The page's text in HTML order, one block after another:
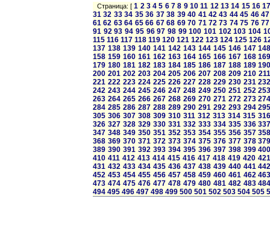
Страница: [1 2 3 4 5 6 7 8 9 10 11 12 13 14 15 16
31 32 33 34 35 36 37 38 39 40 41 42 43 44 45 46 47
61 62 63 64 65 66 67 68 69 70 71 72 73 74 75 76 77
91 92 93 94 95 96 97 98 99 100 101 102 103 104
115 116 117 118 119 120 121 122 123 124 125 126
137 138 139 140 141 142 143 144 145 146 147
158 159 160 161 162 163 164 165 166 167 168
179 180 181 182 183 184 185 186 187 188 189
200 201 202 203 204 205 206 207 208 209 210 211
221 222 223 224 225 226 227 228 229 230 231
242 243 244 245 246 247 248 249 250 251 252
263 264 265 266 267 268 269 270 271 272 273
284 285 286 287 288 289 290 291 292 293 294
305 306 307 308 309 310 311 312 313 314 315 316
326 327 328 329 330 331 332 333 334 335 336
347 348 349 350 351 352 353 354 355 356 357
368 369 370 371 372 373 374 375 376 377 378
389 390 391 392 393 394 395 396 397 398 399
410 411 412 413 414 415 416 417 418 419 420 421
431 432 433 434 435 436 437 438 439 440 441
452 453 454 455 456 457 458 459 460 461 462
473 474 475 476 477 478 479 480 481 482 483
494 495 496 497 498 499 500 501 502 503 504 505